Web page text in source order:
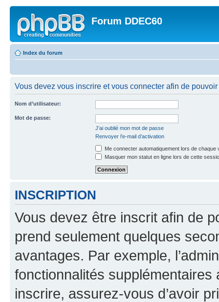
Forum DDEC60
Index du forum
Vous devez vous inscrire et vous connecter afin de
Nom d’utilisateur:
Mot de passe:
J’ai oublié mon mot de passe
Renvoyer l’e-mail d’activation
Me connecter automatiquement lors de chaque
Masquer mon statut en ligne lors de cette
INSCRIPTION
Vous devez être inscrit afin de
prend seulement quelques
avantages. Par exemple,
fonctionnalités
inscrire, assurez-vous d’avoir